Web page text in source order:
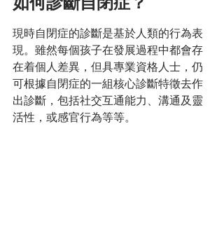
現時自閉症的診斷是基於人類的行為表
現。雖然每個孩子在發展過程中都會存
在着個人差異，但具專業資格人士，仍
可根據自閉症的一組核心診斷特徵去作
出診斷，包括社交互通能力、溝通及靈
活性，或感官行為等等。